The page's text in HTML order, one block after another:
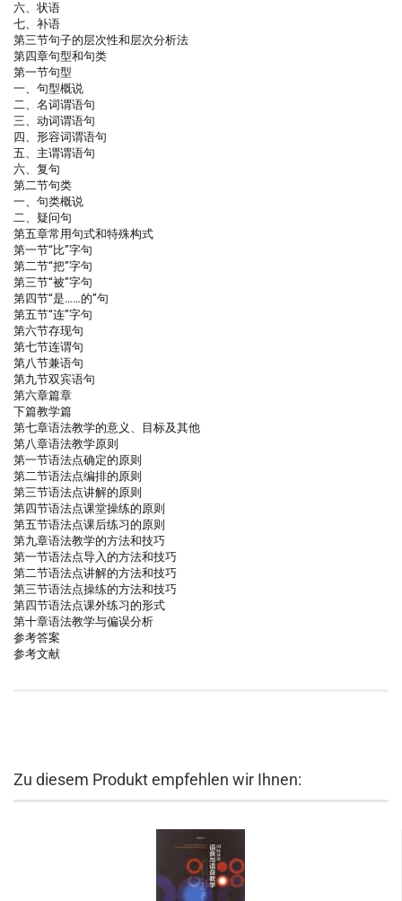
六、状语
七、补语
第三节句子的层次性和层次分析法
第四章句型和句类
第一节句型
一、句型概说
二、名词谓语句
三、动词谓语句
四、形容词谓语句
五、主谓谓语句
六、复句
第二节句类
一、句类概说
二、疑问句
第五章常用句式和特殊构式
第一节“比”字句
第二节“把”字句
第三节“被”字句
第四节“是……的”句
第五节“连”字句
第六节存现句
第七节连谓句
第八节兼语句
第九节双宾语句
第六章篇章
下篇教学篇
第七章语法教学的意义、目标及其他
第八章语法教学原则
第一节语法点确定的原则
第二节语法点编排的原则
第三节语法点讲解的原则
第四节语法点课堂操练的原则
第五节语法点课后练习的原则
第九章语法教学的方法和技巧
第一节语法点导入的方法和技巧
第二节语法点讲解的方法和技巧
第三节语法点操练的方法和技巧
第四节语法点课外练习的形式
第十章语法教学与偏误分析
参考答案
参考文献
Zu diesem Produkt empfehlen wir Ihnen: